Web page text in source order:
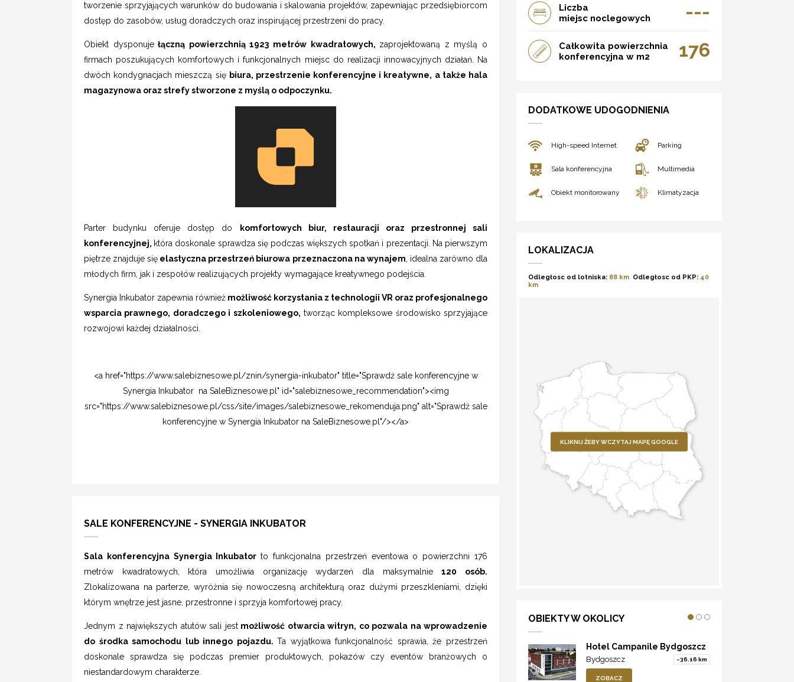
tworzenie sprzyjających warunków do budowania i skalowania projektów, zapewniając przedsiębiorcom
dostęp do zasobów, usług doradczych oraz inspirującej przestrzeni do pracy.
Obiekt dysponujełączną powierzchnią 1923 metrów kwadratowych, zaprojektowaną z myślą o
firmach poszukujących komfortowych i funkcjonalnych miejsc do realizacji innowacyjnych działań. Na
dwóch kondygnacjach mieszczą się biura, przestrzenie konferencyjne i kreatywne, a także hala
magazynowa oraz strefy stworzone z myślą o odpoczynku.
Parter budynku oferuje dostęp do
komfortowych biur, restauracji oraz przestronnej sali
konferencyjnej, która doskonale sprawdza się podczas większych spotkań i prezentacji. Na pierwszym
piętrze znajduje się elastyczna przestrzeń biurowa przeznaczona na wynajem , idealna zarówno dla
młodych firm, jak i zespołów realizujących projekty wymagające kreatywnego podejścia.
Synergia Inkubator zapewnia również możliwość korzystania z technologii VR oraz profesjonalnego
wsparcia prawnego, doradczego i szkoleniowego, tworząc kompleksowe środowisko sprzyjające
rozwojowi każdej działalności.
<a href="https://www.salebiznesowe.pl/znin/synergia-inkubator" title="Sprawdź sale konferencyjne w
Synergia Inkubator na SaleBiznesowe.pl" id="salebiznesowe_recommendation"><img
src="https://www.salebiznesowe.pl/css/site/images/salebiznesowe_rekomenduja.png" alt="Sprawdź sale
konferencyjne w Synergia Inkubator na SaleBiznesowe.pl"/></a>
SALE KONFERENCYJNE - SYNERGIA INKUBATOR
Sala konferencyjna Synergia Inkubatorto funkcjonalna przestrzeń eventowa o powierzchni 176
metrów kwadratowych, która umożliwia organizację wydarzeń dla maksymalnie120 osób.
Zlokalizowana na parterze, wyróżnia się nowoczesną architekturą oraz dużymi przeszkleniami, dzięki
którym wnętrze jest jasne, przestronne i sprzyja komfortowej pracy.
Jednym z największych atutów sali jestmożliwość otwarcia witryn, co pozwala na wprowadzenie
do środka samochodu lub innego pojazdu.Ta wyjątkowa funkcjonalność sprawia, że przestrzeń
doskonale sprawdza się podczas premier produktowych, pokazów czy eventów branżowych o
niestandardowym charakterze.
Liczba
miejsc noclegowych
---
Całkowita powierzchnia
konferencyjna w m2
176
DODATKOWE UDOGODNIENIA
High-speed Internet Parking
Sala konferencyjna Multimedia
Obiekt monitorowany Klimatyzacja
LOKALIZACJA
Odległosc od lotniska: 88 km Odległosc od PKP: 40
km
KLIKNIJ ŻEBY WCZYTAJ MAPĘ GOOGLE
OBIEKTY W OKOLICY
Hotel Campanile Bydgoszcz
Bydgoszcz ~36.16 km
ZOBACZ